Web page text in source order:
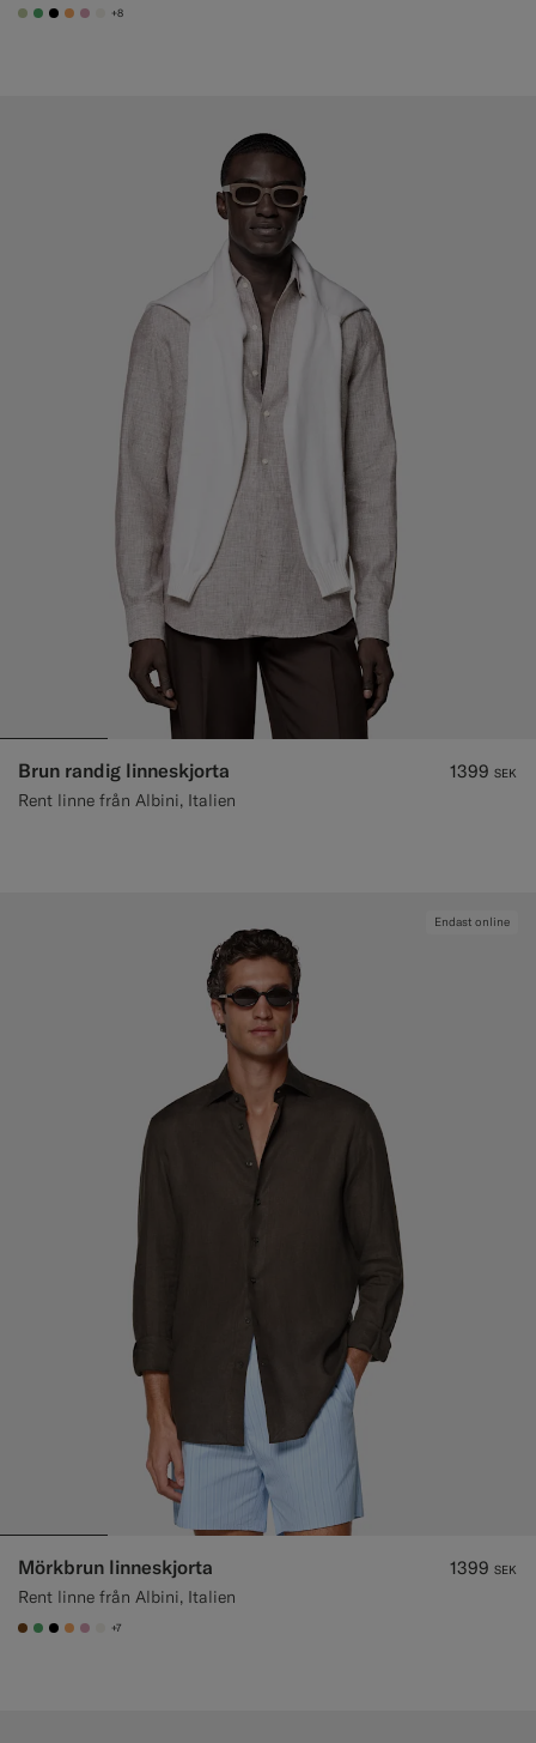
#BDC9A0
#50AA6A
#000000
#F9AA62
#DAA1B6
#F1EFE8
+8
Brun randig linneskjorta
Rent linne från Albini, Italien
1399 SEK
Endast online
Mörkbrun linneskjorta
Rent linne från Albini, Italien
1399 SEK
#76471B
#50AA6A
#000000
#F9AA62
#DAA1B6
#F1EFE8
+7